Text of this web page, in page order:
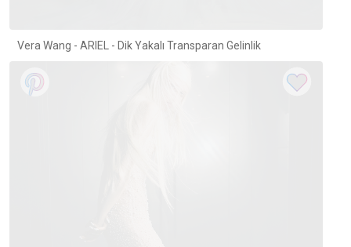
Vera Wang - ARIEL - Dik Yakalı Transparan Gelinlik